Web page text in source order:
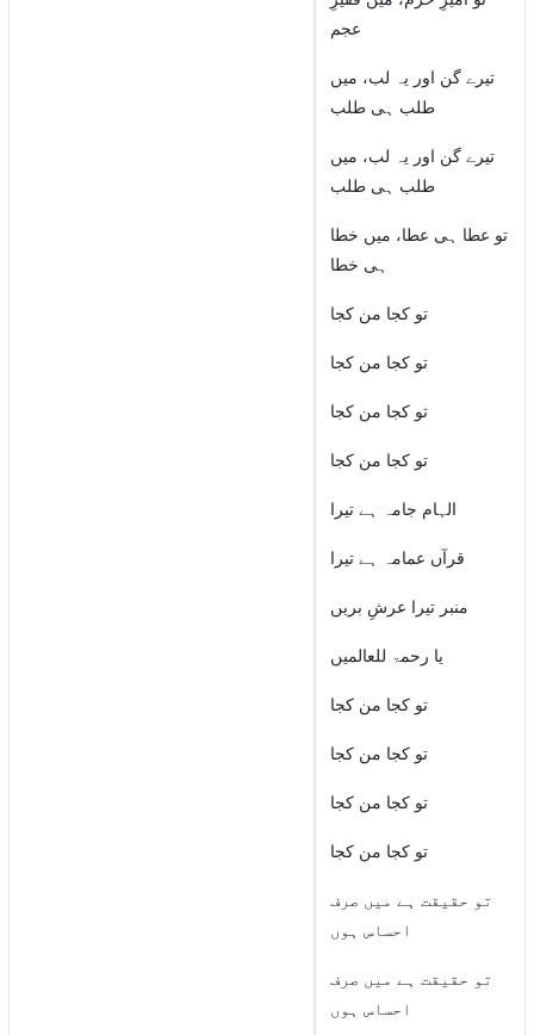
عجم
تیرے گن اور یہ لب، میں
طلب ہی طلب
تیرے گن اور یہ لب، میں
طلب ہی طلب
تو عطا ہی عطا، میں خطا
ہی خطا
تو کجا من کجا
تو کجا من کجا
تو کجا من کجا
تو کجا من کجا
الہام جامہ ہے تیرا
قرآں عمامہ ہے تیرا
منبر تیرا عرشِ بریں
یا رحمۃ للعالمیں
تو کجا من کجا
تو کجا من کجا
تو کجا من کجا
تو کجا من کجا
تو حقیقت ہے میں صرف
احساس ہوں
تو حقیقت ہے میں صرف
احساس ہوں